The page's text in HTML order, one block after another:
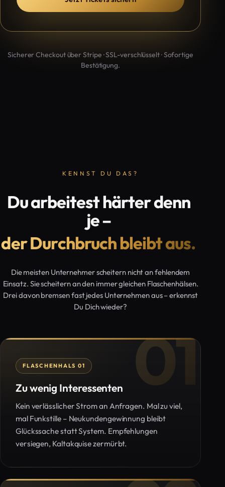
Sicherer Checkout über Stripe · SSL-verschlüsselt · Sofortige
Bestätigung.
KENNST DU DAS?
Du arbeitest härter denn
je –
der Durchbruch bleibt aus.
Die meisten Unternehmer scheitern nicht an fehlendem
Einsatz. Sie scheitern an den immer gleichen Flaschenhälsen.
Drei davon bremsen fast jedes Unternehmen aus – erkennst
Du Dich wieder?
01
FLASCHENHALS 01
Zu wenig Interessenten
Kein verlässlicher Strom an Anfragen. Mal zu viel,
mal Funkstille – Neukundengewinnung bleibt
Glückssache statt System. Empfehlungen
versiegen, Kaltakquise zermürbt.